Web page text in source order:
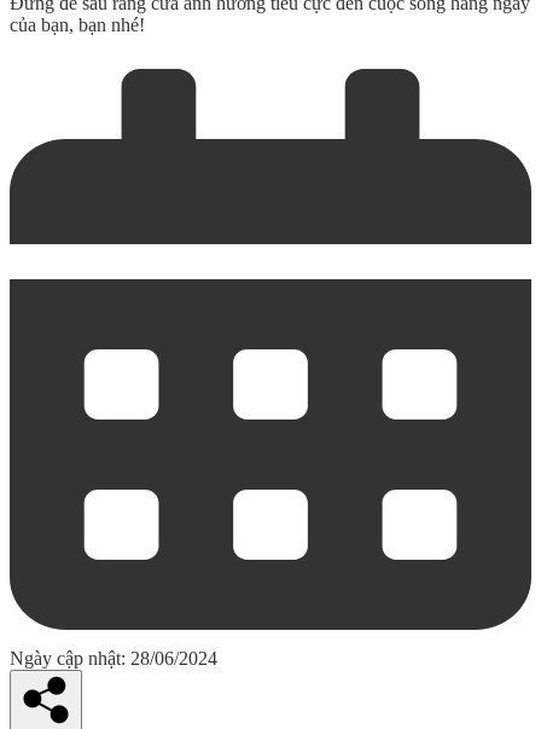
của bạn, bạn nhé!
Ngày cập nhật: 28/06/2024